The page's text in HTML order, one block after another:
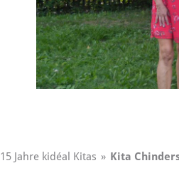
15 Jahre kidéal Kitas » Kita